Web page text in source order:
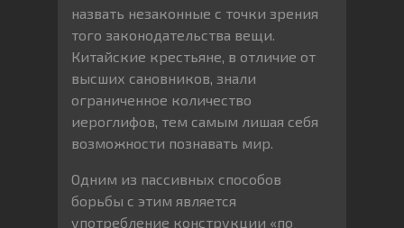
назвать незаконные с точки зрения
того законодательства вещи.
Китайские крестьяне, в отличие от
высших сановников, знали
ограниченное количество
иероглифов, тем самым лишая себя
возможности познавать мир.
Одним из пассивных способов
борьбы с этим является
употребление конструкции «по